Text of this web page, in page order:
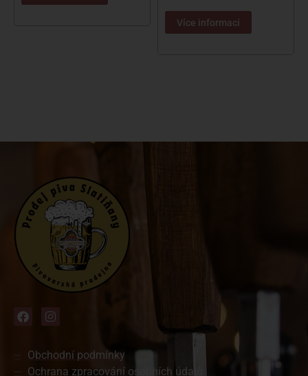
Více informací
Obchodní podmínky
Ochrana zpracování osobních údajů